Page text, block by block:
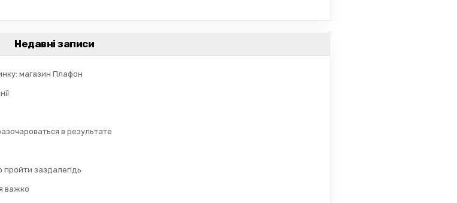
Недавні записи
магазин Плафон
в результате
пройти заздалегідь
важко